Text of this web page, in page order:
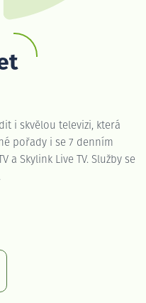
i skvělou televizi, která
pořady i se 7 denním
a Skylink Live TV. Služby se